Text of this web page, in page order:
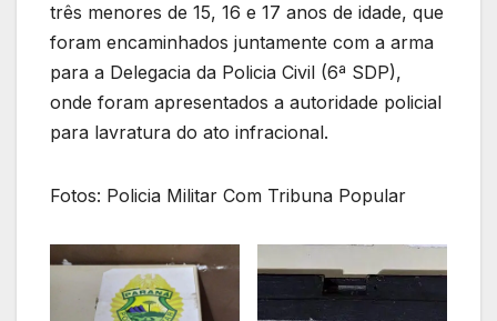
três menores de 15, 16 e 17 anos de idade, que
foram encaminhados juntamente com a arma
para a Delegacia da Policia Civil (6ª SDP),
onde foram apresentados a autoridade policial
para lavratura do ato infracional.
Fotos: Policia Militar Com Tribuna Popular